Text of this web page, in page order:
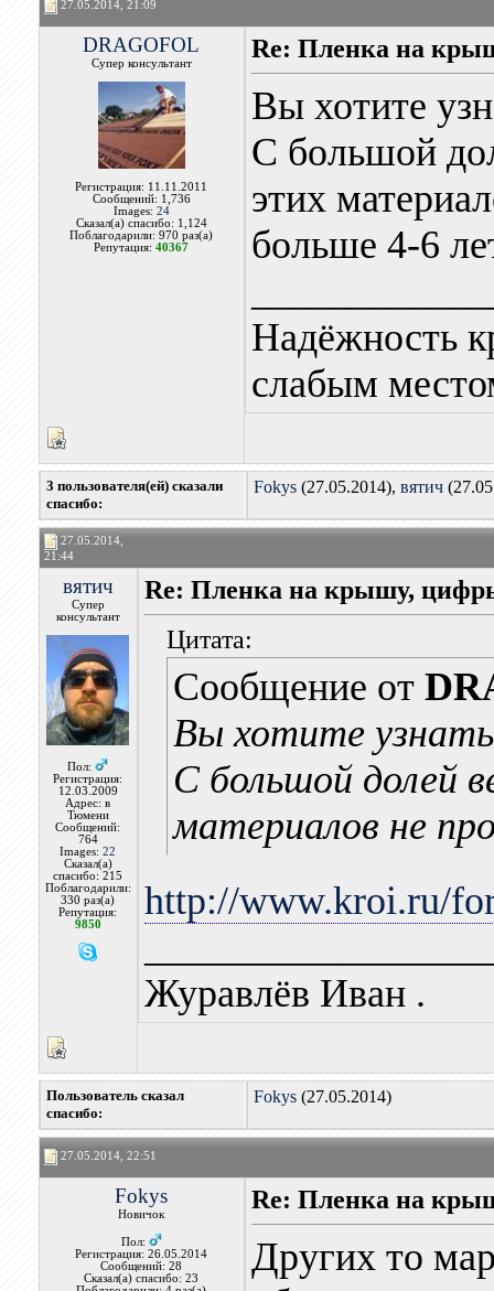
27.05.2014, 21:09
DRAGOFOL
Супер консультант
Регистрация: 11.11.2011
Сообщений: 1,736
Images: 24
Сказал(а) спасибо: 1,124
Поблагодарили: 970 раз(а)
Репутация:40367
Re: Пленка на
Вы хотите
С большой
этих
больше 4-6
Надёжность
слабым
3 пользователя(ей) сказали
cпасибо:
Fokys(27.05.2014), вятич
27.05.2014,
21:44
вятич
Супер
консультант
Пол:
Регистрация:
12.03.2009
Адрес: в
Тюмени
Сообщений:
764
Images:22
Сказал(а)
спасибо: 215
Поблагодарили:
330 раз(а)
Репутация:
9850
Re: Пленка на крышу,
Цитата:
Сообщение от
Вы хотите
С большой долей
материалов не
http://www.kroi.ru/
Журавлёв Иван .
Пользователь сказал
cпасибо:
Fokys(27.05.2014)
27.05.2014, 22:51
Fokys
Новичок
Пол:
Регистрация: 26.05.2014
Сообщений: 28
Сказал(а) спасибо: 23
Re: Пленка на
Других то